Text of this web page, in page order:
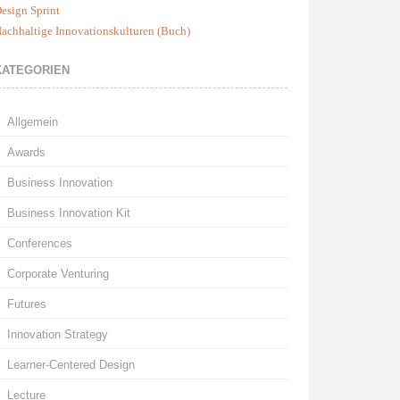
Sprint
Innovationskulturen (Buch)
Allgemein
Awards
Business Innovation
Business Innovation Kit
Conferences
Corporate Venturing
Futures
Innovation Strategy
Learner-Centered Design
Lecture